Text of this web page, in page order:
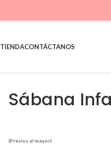
TIENDACONTÁCTANOS
Sábana
(Precios al mayor)